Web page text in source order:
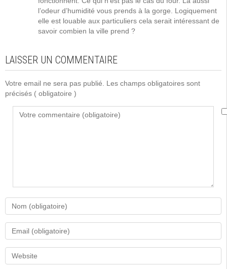
l’odeur d’humidité vous prends à la gorge. Logiquement
elle est louable aux particuliers cela serait intéressant de
savoir combien la ville prend ?
LAISSER UN COMMENTAIRE
Votre email ne sera pas publié. Les champs obligatoires sont
précisés ( obligatoire )